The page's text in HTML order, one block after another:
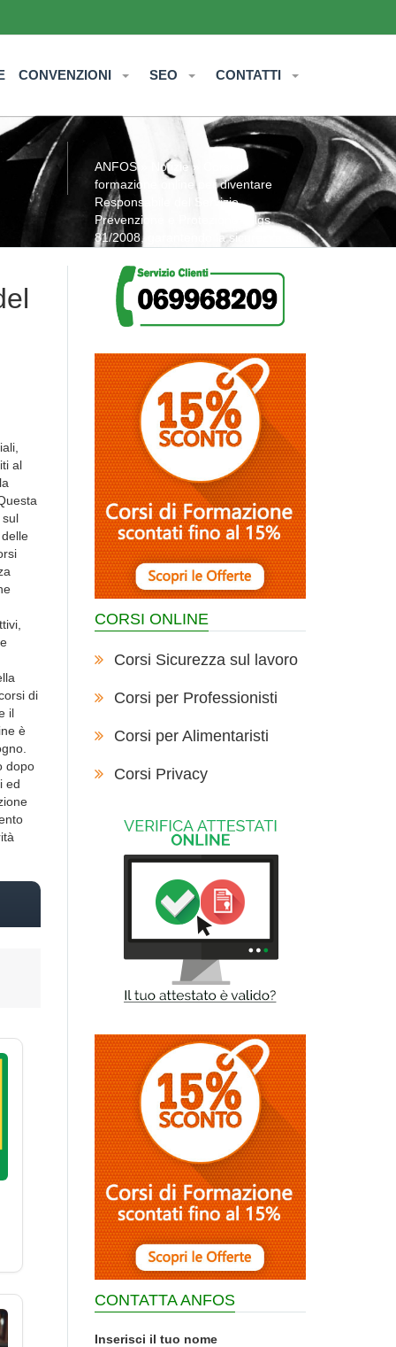
CONVENZIONI SEO CONTATTI
ANFOS» Notizie» Corsi di
formazione online per diventare
Responsabile del Servizio
Prevenzione e Protezione D.lgs
81/2008, garantendo la sicurezza sul
al
sul
di
il
è
dopo
ed
CORSI ONLINE
Corsi Sicurezza sul lavoro
Corsi per Professionisti
Corsi per Alimentaristi
Corsi Privacy
CONTATTA ANFOS
Inserisci il tuo nome